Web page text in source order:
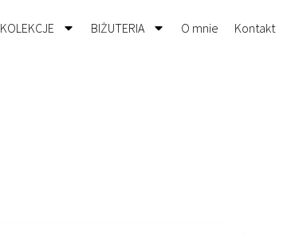
KOLEKCJE BIŻUTERIA O mnie Kontakt